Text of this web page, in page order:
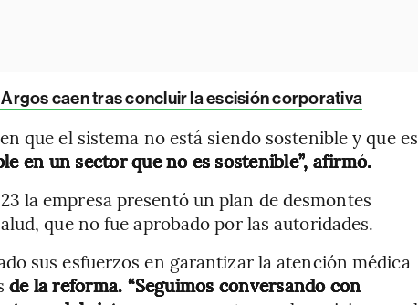
caen tras concluir la escisión corporativa
que el sistema no está siendo sostenible y que es
en un sector que no es sostenible”, afirmó.
la empresa presentó un plan de desmontes
que no fue aprobado por las autoridades.
sus esfuerzos en garantizar la atención médica
de la reforma. “Seguimos conversando con